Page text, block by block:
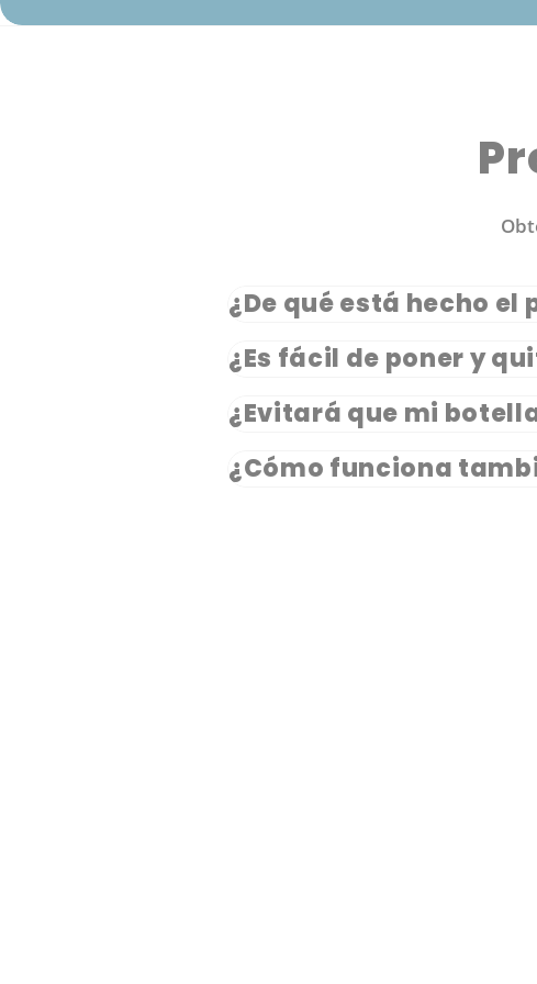
¿De qué está hecho
¿Es fácil de poner y
¿Evitará que mi
¿Cómo funciona